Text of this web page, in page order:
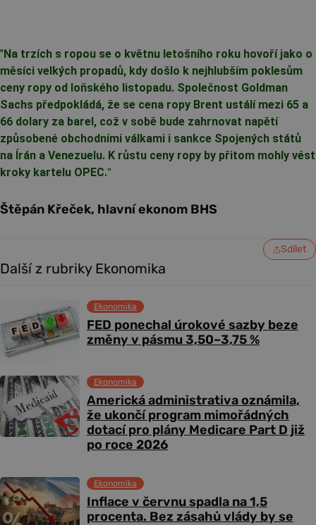
" Na trzích s ropou se o květnu letošního roku hovoří jako o
měsíci velkých propadů, kdy došlo k nejhlubším poklesům
ceny ropy od loňského listopadu. Společnost Goldman
Sachs předpokládá, že se cena ropy Brent ustálí mezi 65 a
66 dolary za barel, což v sobě bude zahrnovat napětí
způsobené obchodními válkami i sankce Spojených států
na Írán a Venezuelu. K růstu ceny ropy by přitom mohly vést
kroky kartelu OPEC."
Štěpán Křeček, hlavní ekonom BHS
Sdílet
Další z rubriky Ekonomika
FED ponechal úrokové sazby beze
změny v pásmu 3,50–3,75 %
Ekonomika
Americká administrativa oznámila,
že ukončí program mimořádných
dotací pro plány Medicare Part D již
po roce 2026
Ekonomika
Inflace v červnu spadla na 1,5
procenta. Bez zásahů vlády by se
Ekonomika